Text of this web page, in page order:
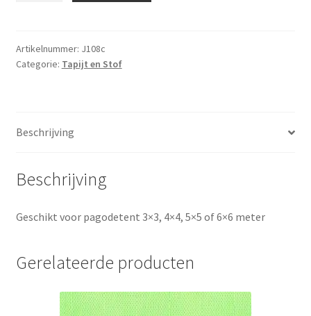
in
pagodetent
zodat
niet
meer
aantal
Artikelnummer: J108c
Categorie: Tapijt en Stof
Beschrijving
Beschrijving
Geschikt voor pagodetent 3×3, 4×4, 5×5 of 6×6 meter
Gerelateerde producten